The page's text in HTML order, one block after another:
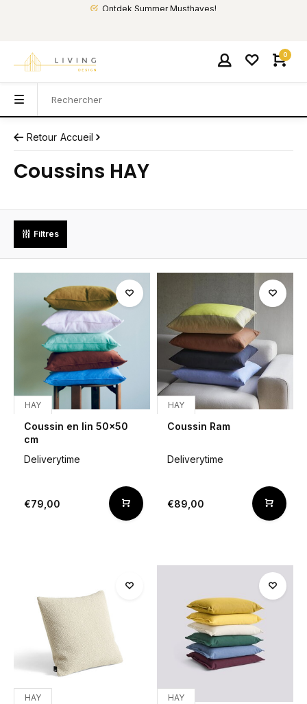
Ontdek Summer Musthaves!
0
Retour Accueil
Coussins HAY
Filtres
HAY
Coussin en lin 50x50
cm
Deliverytime
€79,00
HAY
Coussin Ram
Deliverytime
€89,00
HAY HAY